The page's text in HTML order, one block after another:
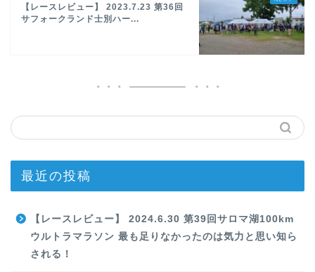
【レースレビュー】 2023.7.23 第36回
サフォークランド士別ハー...
最近の投稿
【レースレビュー】 2024.6.30 第39回サロマ湖100km
ウルトラマラソン 最も足りなかったのは気力と思い知ら
される！